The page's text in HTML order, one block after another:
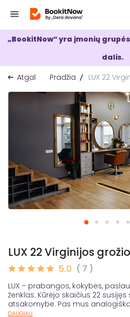
„BookitNow“ yra įmonių
dalis.
Atgal
Pradžia LUX 22
LUX 22 Virginijos
5.0 ( 7 )
LUX – prabangos, kokybės,
ženklas. Kūrėjo skaičius 22
atsakomybe. Pas mus
DAUGIAU